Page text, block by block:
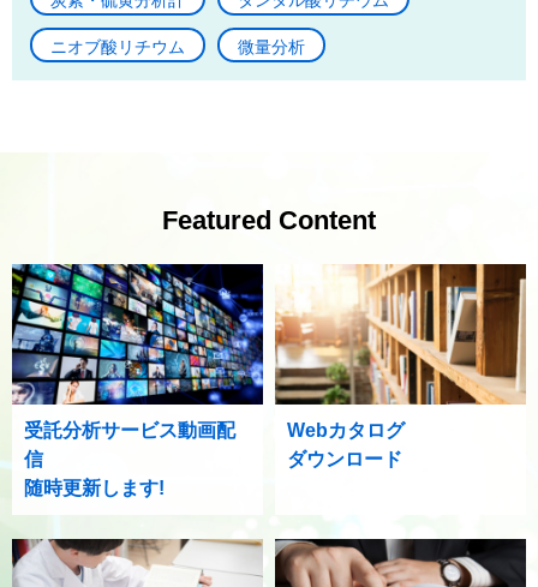
ニオブ酸リチウム 微量分析
Featured Content
受託分析サービス動画配
信
随時更新します!
Webカタログ
ダウンロード